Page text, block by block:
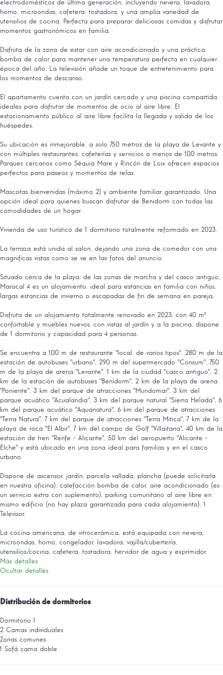
electrodomésticos de última generación, incluyendo nevera, lavadora,
horno, microondas, cafetera, tostadora, y una amplia variedad de
utensilios de cocina. Perfecta para preparar deliciosas comidas y disfrutar
momentos gastronómicos en familia.
Disfruta de la zona de estar con aire acondicionado y una práctica
bomba de calor para mantener una temperatura perfecta en cualquier
época del año. La televisión añade un toque de entretenimiento para
los momentos de descanso.
El apartamento cuenta con un jardín cercado y una piscina compartida,
ideales para disfrutar de momentos de ocio al aire libre. El
estacionamiento público al aire libre facilita la llegada y salida de los
huéspedes.
Su ubicación es inmejorable, a solo 750 metros de la playa de Levante y
con múltiples restaurantes, cafeterías y servicios a menos de 100 metros.
Parques cercanos como Séquia Mare y Rincón de Loix ofrecen espacios
perfectos para paseos y momentos de relax.
Mascotas bienvenidas (máximo 2) y ambiente familiar garantizado. Una
opción ideal para quienes buscan disfrutar de Benidorm con todas las
comodidades de un hogar.
Vivienda de uso turístico de 1 dormitorio totalmente reformado en 2023.
La terraza está unida al salon, dejando una zona de comedor con una
magnificas vistas como se ve en las fotos del anuncio.
Situado cerca de la playa, de las zonas de marcha y del casco antiguo,
Mariscal 4 es un alojamiento, ideal para estancias en familia con niños,
largas estancias de invierno o escapadas de fin de semana en pareja.
Disfruta de un alojamiento totalmente renovado en 2023, con 40 m²
confortable y muebles nuevos, con vistas al jardín y a la piscina, dispone
de 1 dormitorio y capacidad para 4 personas.
Se encuentra a 100 m de restaurante "local, de varios tipos", 280 m de la
estación de autobuses "urbano", 290 m del supermercado "Consum", 750
m de la playa de arena "Levante", 1 km de la ciudad "casco antiguo", 2
km de la estación de autobuses "Benidorm", 2 km de la playa de arena
"Poniente", 3 km del parque de atracciones "Mundomar", 3 km del
parque acuático "Acualandia", 3 km del parque natural "Sierra Helada", 6
km del parque acuático "Aquanatura", 6 km del parque de atracciones
"Terra Natura", 7 km del parque de atracciones "Terra Mitica", 7 km de la
playa de roca "El Albir", 7 km del campo de Golf "Villaitana", 40 km de la
estación de tren "Renfe - Alicante", 50 km del aeropuerto "Alicante -
Elche" y está ubicado en una zona ideal para familias y en el casco
urbano.
Dispone de ascensor, jardín, parcela vallada, plancha (puede solicitarla
en nuestra oficina), calefacción bomba de calor, aire acondicionado (es
un servicio extra con suplemento), parking comunitario al aire libre en
mismo edificio (no hay plaza garantizada para cada alojamiento), 1
Televisor.
La cocina americana, de vitrocerámica, está equipada con nevera,
microondas, horno, congelador, lavadora, vajilla/cubertería,
utensilios/cocina, cafetera, tostadora, hervidor de agua y exprimidor.
Más detalles
Ocultar detalles
Distribución de dormitorios
Dormitorio 1
2 Camas individuales
Zonas comunes
1 Sofá cama doble